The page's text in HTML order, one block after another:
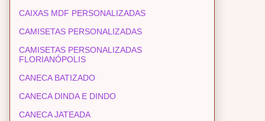
CAIXAS MDF PERSONALIZADAS
CAMISETAS PERSONALIZADAS
CAMISETAS PERSONALIZADAS
FLORIANÓPOLIS
CANECA BATIZADO
CANECA DINDA E DINDO
CANECA JATEADA